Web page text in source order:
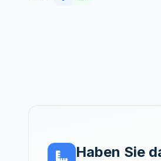
Haben Sie